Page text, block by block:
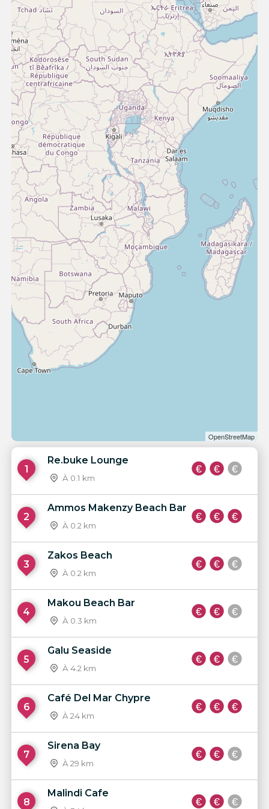
OpenStreetMap
1
Re.buke Lounge
À 0.1 km
2
Ammos Makenzy Beach Bar
À 0.2 km
3
Zakos Beach
À 0.2 km
4
Makou Beach Bar
À 0.3 km
5
Galu Seaside
À 4.2 km
6
Café Del Mar Chypre
À 24 km
7
Sirena Bay
À 29 km
8
Malindi Cafe